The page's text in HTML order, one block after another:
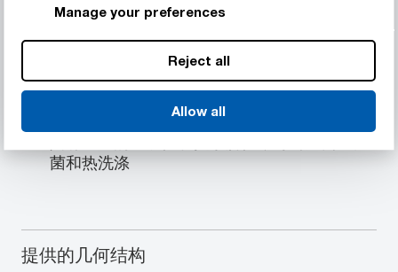
Manage your preferences
Reject all
Allow all
过 24 小时的生物相容性，以及生物制药行业
湿接触应用的生物相容性
已按照 FDA 21 CFR § 177.2500 和 EU
10/2011 做过食品级材料预评估
菌和热洗涤
提供的几何结构